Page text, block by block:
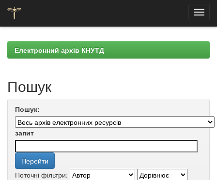
navigationЕлектронний архів КНУТД
Пошук
Пошук:
запит
Поточні фільтри: